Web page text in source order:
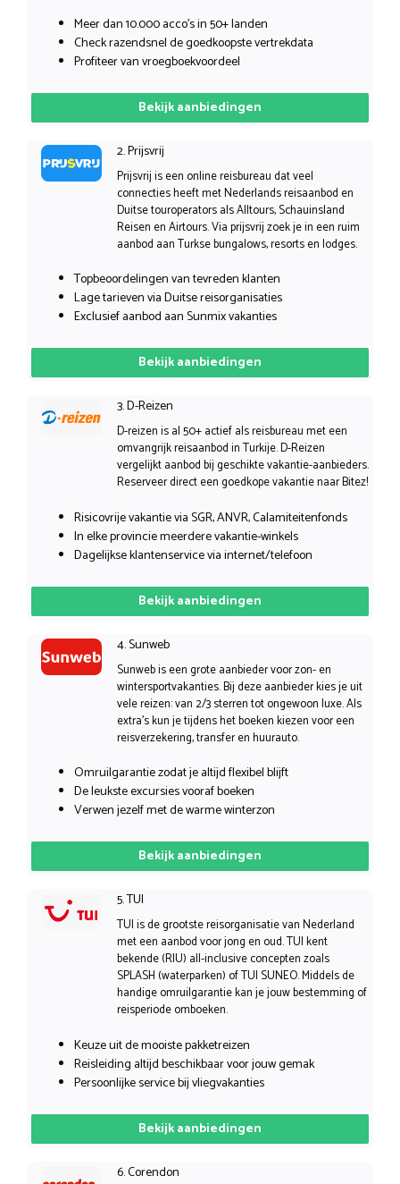
Meer dan 10.000 acco’s in 50+ landen
Check razendsnel de goedkoopste vertrekdata
Profiteer van vroegboekvoordeel
Bekijk aanbiedingen
2. Prijsvrij
Prijsvrij is een online reisbureau dat veel
connecties heeft met Nederlands reisaanbod en
Duitse touroperators als Alltours, Schauinsland
Reisen en Airtours. Via prijsvrij zoek je in een ruim
aanbod aan Turkse bungalows, resorts en lodges.
Topbeoordelingen van tevreden klanten
Lage tarieven via Duitse reisorganisaties
Exclusief aanbod aan Sunmix vakanties
Bekijk aanbiedingen
3. D-Reizen
D-reizen is al 50+ actief als reisbureau met een
omvangrijk reisaanbod in Turkije. D-Reizen
vergelijkt aanbod bij geschikte vakantie-aanbieders.
Reserveer direct een goedkope vakantie naar Bitez!
Risicovrije vakantie via SGR, ANVR, Calamiteitenfonds
In elke provincie meerdere vakantie-winkels
Dagelijkse klantenservice via internet/telefoon
Bekijk aanbiedingen
4. Sunweb
Sunweb is een grote aanbieder voor zon- en
wintersportvakanties. Bij deze aanbieder kies je uit
vele reizen: van 2/3 sterren tot ongewoon luxe. Als
extra’s kun je tijdens het boeken kiezen voor een
reisverzekering, transfer en huurauto.
Omruilgarantie zodat je altijd flexibel blijft
De leukste excursies vooraf boeken
Verwen jezelf met de warme winterzon
Bekijk aanbiedingen
5. TUI
TUI is de grootste reisorganisatie van Nederland
met een aanbod voor jong en oud. TUI kent
bekende (RIU) all-inclusive concepten zoals
SPLASH (waterparken) of TUI SUNEO. Middels de
handige omruilgarantie kan je jouw bestemming of
reisperiode omboeken.
Keuze uit de mooiste pakketreizen
Reisleiding altijd beschikbaar voor jouw gemak
Persoonlijke service bij vliegvakanties
Bekijk aanbiedingen
6. Corendon